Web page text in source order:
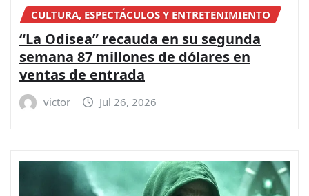
CULTURA, ESPECTÁCULOS Y ENTRETENIMIENTO
“La Odisea” recauda en su segunda
semana 87 millones de dólares en
ventas de entrada
victor Jul 26, 2026